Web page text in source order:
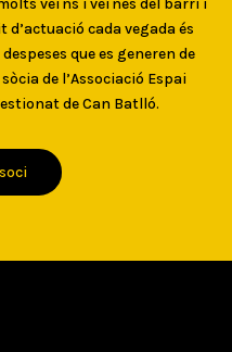
veïns i veïnes del barri i
cada vegada és
que es generen de
de l’Associació Espai
de Can Batlló.